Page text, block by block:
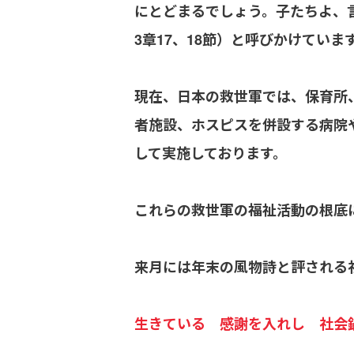
にとどまるでしょう。子たちよ
3章17、18節）と呼びかけていま
現在、日本の救世軍では、保育
者施設、ホスピスを併設する病
して実施しております。
これらの救世軍の福祉活動の根
来月には年末の風物詩と評され
生きている 感謝を入れし 社